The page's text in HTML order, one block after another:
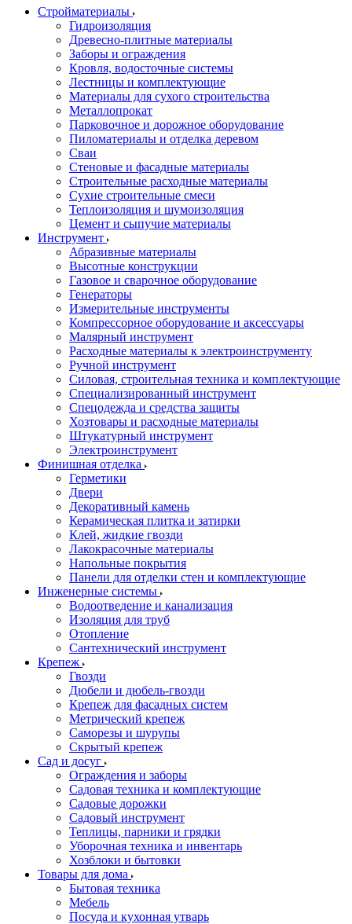
Стройматериалы
Гидроизоляция
Древесно-плитные материалы
Заборы и ограждения
Кровля, водосточные системы
Лестницы и комплектующие
Материалы для сухого строительства
Металлопрокат
Парковочное и дорожное оборудование
Пиломатериалы и отделка деревом
Сваи
Стеновые и фасадные материалы
Строительные расходные материалы
Сухие строительные смеси
Теплоизоляция и шумоизоляция
Цемент и сыпучие материалы
Инструмент
Абразивные материалы
Высотные конструкции
Газовое и сварочное оборудование
Генераторы
Измерительные инструменты
Компрессорное оборудование и аксессуары
Малярный инструмент
Расходные материалы к электроинструменту
Ручной инструмент
Силовая, строительная техника и комплектующие
Специализированный инструмент
Спецодежда и средства защиты
Хозтовары и расходные материалы
Штукатурный инструмент
Электроинструмент
Финишная отделка
Герметики
Двери
Декоративный камень
Керамическая плитка и затирки
Клей, жидкие гвозди
Лакокрасочные материалы
Напольные покрытия
Панели для отделки стен и комплектующие
Инженерные системы
Водоотведение и канализация
Изоляция для труб
Отопление
Сантехнический инструмент
Крепеж
Гвозди
Дюбели и дюбель-гвозди
Крепеж для фасадных систем
Метрический крепеж
Саморезы и шурупы
Скрытый крепеж
Сад и досуг
Ограждения и заборы
Садовая техника и комплектующие
Садовые дорожки
Садовый инструмент
Теплицы, парники и грядки
Уборочная техника и инвентарь
Хозблоки и бытовки
Товары для дома
Бытовая техника
Мебель
Посуда и кухонная утварь